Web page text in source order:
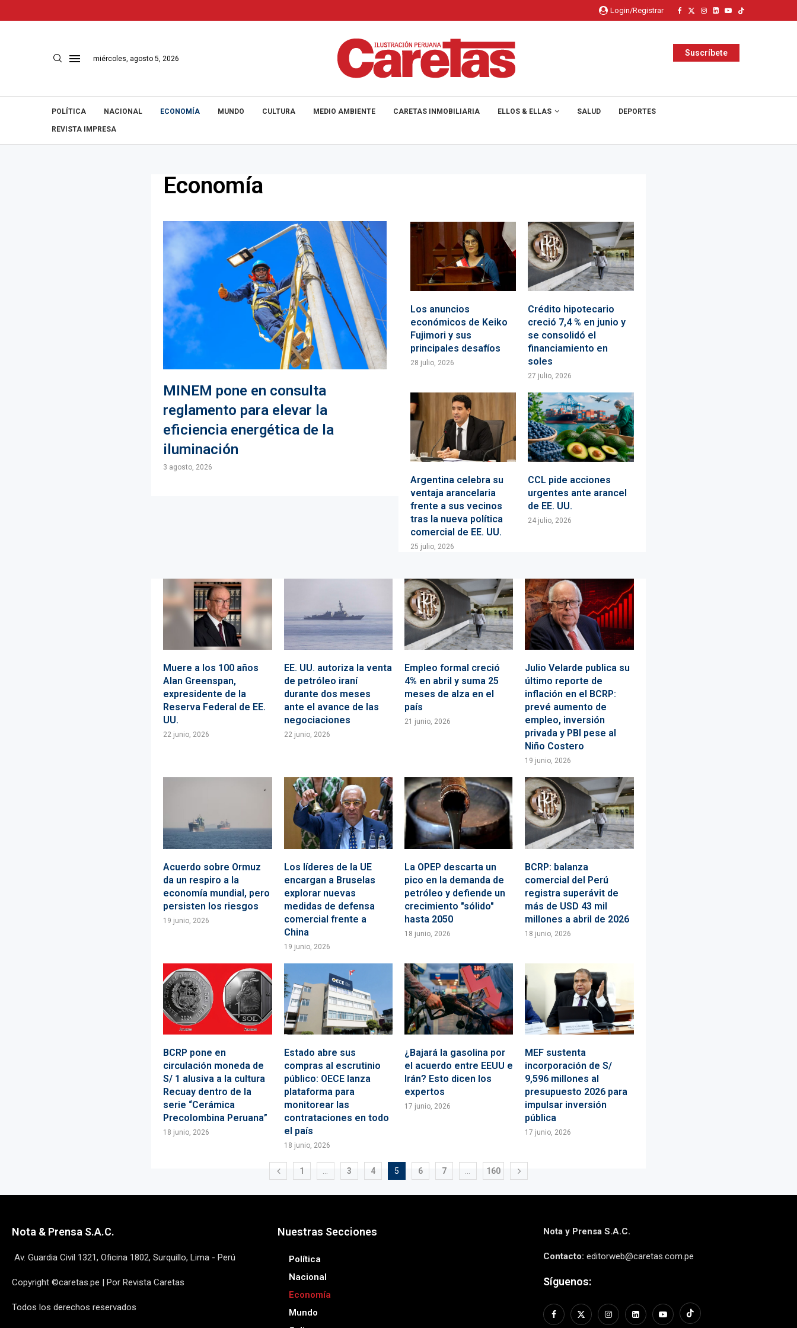
Login/Registrar
miércoles, agosto 5, 2026
Suscríbete
POLÍTICA NACIONAL ECONOMÍA MUNDO CULTURA MEDIO AMBIENTE CARETAS INMOBILIARIA ELLOS & ELLAS SALUD DEPORTES
REVISTA IMPRESA
Economía
MINEM pone en consulta
reglamento para elevar la
eficiencia energética de la
iluminación
3 agosto, 2026
Los anuncios
económicos de Keiko
Fujimori y sus
principales desafíos
28 julio, 2026
Crédito hipotecario
creció 7,4 % en junio y
se consolidó el
financiamiento en
soles
27 julio, 2026
Argentina celebra su
ventaja arancelaria
frente a sus vecinos
tras la nueva política
comercial de EE. UU.
25 julio, 2026
CCL pide acciones
urgentes ante arancel
de EE. UU.
24 julio, 2026
Muere a los 100 años
Alan Greenspan,
expresidente de la
Reserva Federal de EE.
UU.
22 junio, 2026
EE. UU. autoriza la venta
de petróleo iraní
durante dos meses
ante el avance de las
negociaciones
22 junio, 2026
Empleo formal creció
4% en abril y suma 25
meses de alza en el
país
21 junio, 2026
Julio Velarde publica su
último reporte de
inflación en el BCRP:
prevé aumento de
empleo, inversión
privada y PBI pese al
Niño Costero
19 junio, 2026
Acuerdo sobre Ormuz
da un respiro a la
economía mundial, pero
persisten los riesgos
19 junio, 2026
Los líderes de la UE
encargan a Bruselas
explorar nuevas
medidas de defensa
comercial frente a
China
19 junio, 2026
La OPEP descarta un
pico en la demanda de
petróleo y defiende un
crecimiento "sólido"
hasta 2050
18 junio, 2026
BCRP: balanza
comercial del Perú
registra superávit de
más de USD 43 mil
millones a abril de 2026
18 junio, 2026
BCRP pone en
circulación moneda de
S/ 1 alusiva a la cultura
Recuay dentro de la
serie “Cerámica
Precolombina Peruana”
18 junio, 2026
Estado abre sus
compras al escrutinio
público: OECE lanza
plataforma para
monitorear las
contrataciones en todo
el país
18 junio, 2026
¿Bajará la gasolina por
el acuerdo entre EEUU e
Irán? Esto dicen los
expertos
17 junio, 2026
MEF sustenta
incorporación de S/
9,596 millones al
presupuesto 2026 para
impulsar inversión
pública
17 junio, 2026
1 3 4 5 6 7 160
Nota & Prensa S.A.C.
Av. Guardia Civil 1321, Oficina 1802, Surquillo, Lima - Perú
Copyright ©caretas.pe | Por Revista Caretas
Todos los derechos reservados
Nuestras Secciones
Política
Nacional
Economía
Mundo
Nota y Prensa S.A.C.
Contacto: editorweb@caretas.com.pe
Síguenos: